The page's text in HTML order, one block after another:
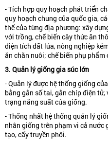
- Tích hợp quy hoạch phát triển
quy hoạch chung của quốc gia,
thế của từng địa phương: xây
với trồng, chế biến cây thức ăn
diện tích đất lúa, nông nghiệp
ăn chăn nuôi; chế biến phụ phẩm
3. Quản lý giốnggia súc lớn
- Quản lý được hệ thống giống
bằng gắn số tai, gắn chíp điện
trạng năng suất của giống.
- Thống nhất hệ thống quản lý
nhân giống trên phạm vi cả
tạo, cấy truyền phôi.